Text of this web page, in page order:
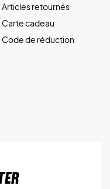
Articles retournés
Carte cadeau
Code de réduction